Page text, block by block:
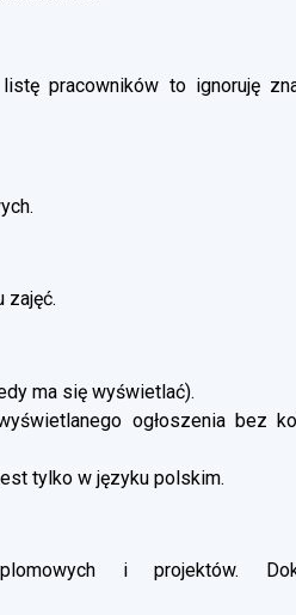
pracowników to ignoruję
zajęć.
ma się wyświetlać).
ogłoszenia bez
tylko w języku polskim.
i projektów.